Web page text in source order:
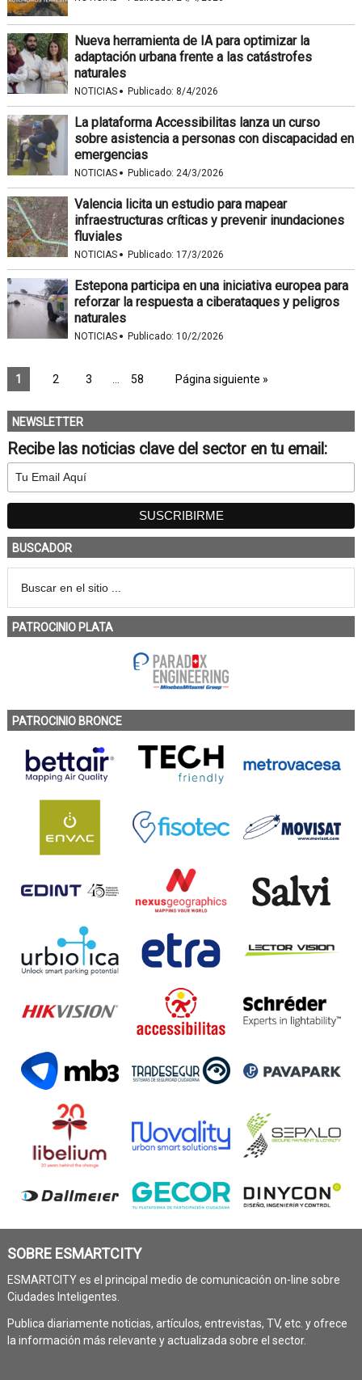
Nueva herramienta de IA para optimizar la
adaptación urbana frente a las catástrofes
naturales
NOTICIAS · Publicado: 8/4/2026
La plataforma Accessibilitas lanza un curso
sobre asistencia a personas con discapacidad en
emergencias
NOTICIAS · Publicado: 24/3/2026
Valencia licita un estudio para mapear
infraestructuras críticas y prevenir inundaciones
fluviales
NOTICIAS · Publicado: 17/3/2026
Estepona participa en una iniciativa europea para
reforzar la respuesta a ciberataques y peligros
naturales
NOTICIAS · Publicado: 10/2/2026
1 2 3 58 Página siguiente »
NEWSLETTER
Recibe las noticias clave del sector en tu email:
BUSCADOR
PATROCINIO PLATA
PATROCINIO BRONCE
SOBRE ESMARTCITY
ESMARTCITY es el principal medio de comunicación on-line sobre
Ciudades Inteligentes.
Publica diariamente noticias, artículos, entrevistas, TV, etc. y ofrece
la información más relevante y actualizada sobre el sector.